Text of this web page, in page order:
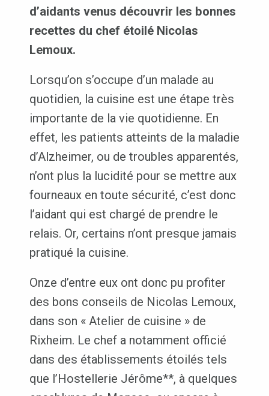
d’aidants venus découvrir les bonnes
recettes du chef étoilé Nicolas
Lemoux.
Lorsqu’on s’occupe d’un malade au
quotidien, la cuisine est une étape très
importante de la vie quotidienne. En
effet, les patients atteints de la maladie
d’Alzheimer, ou de troubles apparentés,
n’ont plus la lucidité pour se mettre aux
fourneaux en toute sécurité, c’est donc
l’aidant qui est chargé de prendre le
relais. Or, certains n’ont presque jamais
pratiqué la cuisine.
Onze d’entre eux ont donc pu profiter
des bons conseils de Nicolas Lemoux,
dans son « Atelier de cuisine » de
Rixheim. Le chef a notamment officié
dans des établissements étoilés tels
que l’Hostellerie Jérôme**, à quelques